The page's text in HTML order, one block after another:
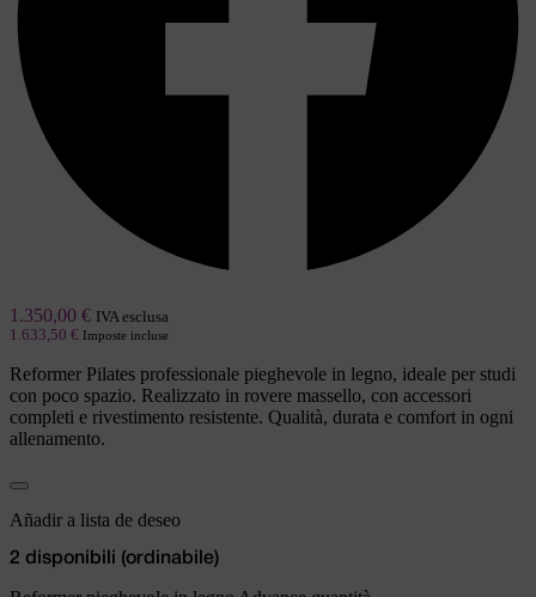
1.350,00 € IVA esclusa
1.633,50 € Imposte incluse
Reformer Pilates professionale pieghevole in legno, ideale per studi
con poco spazio. Realizzato in rovere massello, con accessori
completi e rivestimento resistente. Qualità, durata e comfort in ogni
allenamento.
Añadir a lista de deseo
2 disponibili (ordinabile)